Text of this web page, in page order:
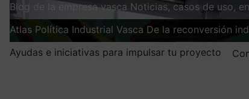
Blog de la empresa vasca Noticias, casos de uso,
Atlas Política Industrial Vasca De la reconversión
Ayudas e iniciativas para impulsar tu proyecto